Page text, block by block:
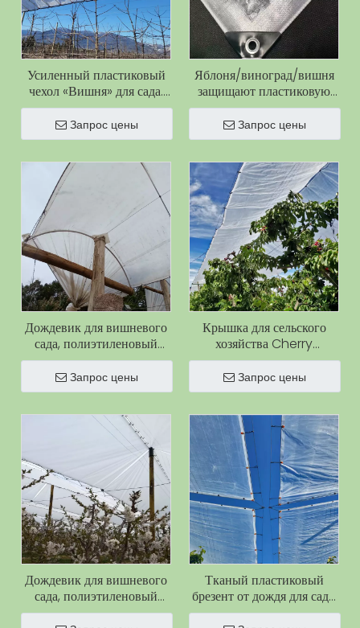
Усиленный пластиковый
чехол «Вишня» для сада.
Чехол от дождя «Вишня».
Антикислотный чехол от
дождя. Полиуретановый
Запрос цены
Яблоня/виноград/вишня
защищают пластиковую
крышку от града, дождя и
ветра, пленка для
покрытия большого дерева
Запрос цены
Дождевик для вишневого
сада, полиэтиленовый
брезент, тканый тканевый
чехол из вишневого дерева
для защиты вишневого
Запрос цены
Крышка для сельского
хозяйства Cherry
Прозрачная пластиковая
пленка Прозрачные
пластиковые
брезенты для Cherry
Запрос цены
Дождевик для вишневого
сада, полиэтиленовый
брезент, тканый тканевый
Тканый пластиковый
брезент от дождя для сада,
водонепроницаемый,